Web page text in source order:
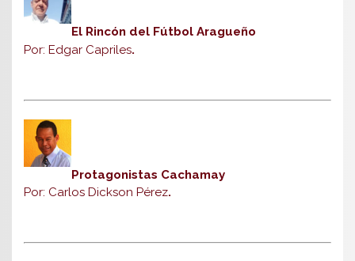
El Rincón del Fútbol Aragueño
Por: Edgar Capriles.
Protagonistas Cachamay
Por: Carlos Dickson Pérez.